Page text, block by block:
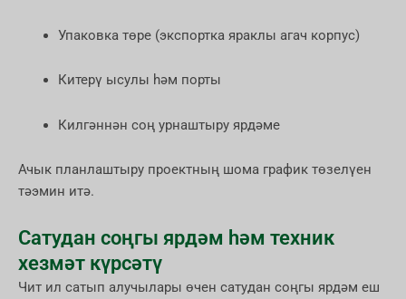
Упаковка төре (экспортка яраклы агач корпус)
Китерү ысулы һәм порты
Килгәннән соң урнаштыру ярдәме
Ачык планлаштыру проектның шома график төзелүен
тәэмин итә.
Сатудан соңгы ярдәм һәм техник
хезмәт күрсәтү
Чит ил сатып алучылары өчен сатудан соңгы ярдәм еш